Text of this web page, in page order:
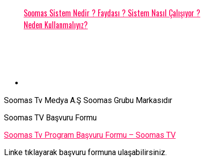
Soomas Sistem Nedir ? Faydası ? Sistem Nasıl Çalışıyor ?
Neden Kullanmalıyız?
Soomas Tv Medya A.Ş Soomas Grubu Markasıdır
Soomas TV Başvuru Formu
Soomas Tv Program Başvuru Formu – Soomas TV
Linke tıklayarak başvuru formuna ulaşabilirsiniz.